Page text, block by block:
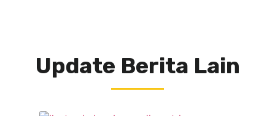
Update Berita Lain